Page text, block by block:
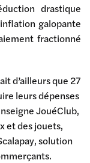
drastique
galopante
fractionné
d’ailleurs que 27
leurs dépenses
JouéClub,
et des jouets,
solution